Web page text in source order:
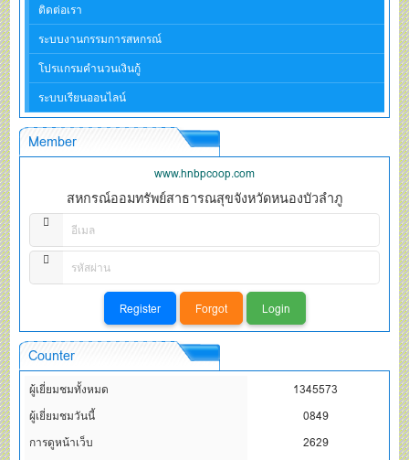
ติดต่อเรา
ระบบงานกรรมการสหกรณ์
โปรแกรมคำนวนเงินกู้
ระบบเรียนออนไลน์
Member
www.hnbpcoop.com
สหกรณ์ออมทรัพย์สาธารณสุขจังหวัดหนองบัวลำภู
Counter
ผู้เยี่ยมชมทั้งหมด
1345573
ผู้เยี่ยมชมวันนี้
0849
การดูหน้าเว็บ
2629